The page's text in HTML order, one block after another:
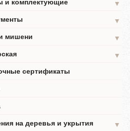
и комплектующие
▼
▼
мишени
▼
▼
сертификаты
на деревья и укрытия
▼